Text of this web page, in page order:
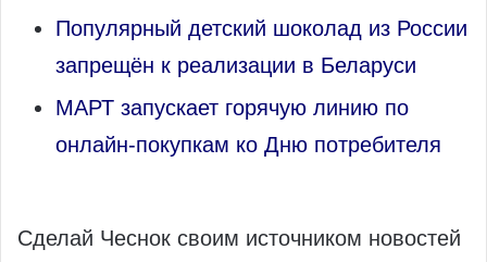
Популярный детский шоколад из России
запрещён к реализации в Беларуси
МАРТ запускает горячую линию по
онлайн-покупкам ко Дню потребителя
Сделай Чеснок своим источником новостей